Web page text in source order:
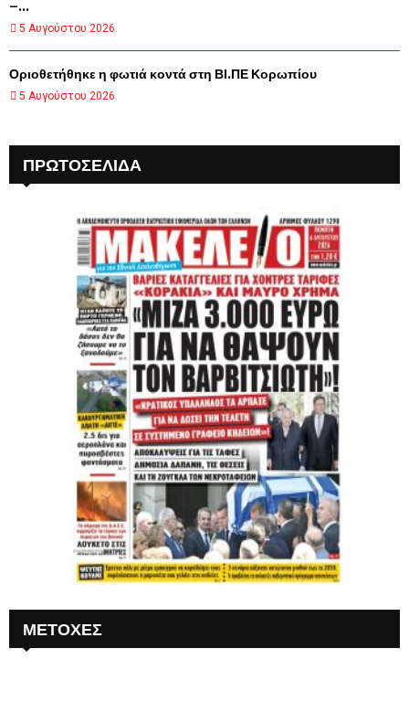
–...
5 Αυγούστου 2026
Οριοθετήθηκε η φωτιά κοντά στη ΒΙ.ΠΕ Κορωπίου
5 Αυγούστου 2026
ΜΕΤΟΧΕΣ
ΠΡΩΤΟΣΈΛΙΔΑ